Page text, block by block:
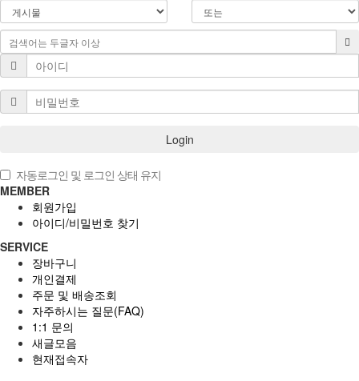
Login
자동로그인 및 로그인 상태 유지
MEMBER
회원가입
아이디/비밀번호 찾기
SERVICE
장바구니
개인결제
주문 및 배송조회
자주하시는 질문(FAQ)
1:1 문의
새글모음
현재접속자